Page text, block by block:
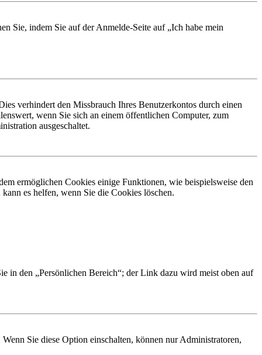
Sie, indem Sie auf der Anmelde-Seite auf „Ich habe mein
verhindert den Missbrauch Ihres Benutzerkontos durch einen
wenn Sie sich an einem öffentlichen Computer, zum
ausgeschaltet.
ermöglichen Cookies einige Funktionen, wie beispielsweise den
es helfen, wenn Sie die Cookies löschen.
in den „Persönlichen Bereich“; der Link dazu wird meist oben auf
Sie diese Option einschalten, können nur Administratoren,